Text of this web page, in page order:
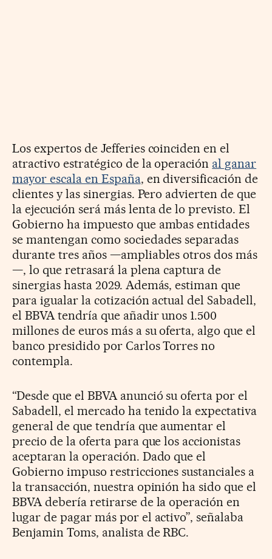
Los expertos de Jefferies coinciden en el
atractivo estratégico de la operación al ganar
mayor escala en España, en diversificación de
clientes y las sinergias. Pero advierten de que
la ejecución será más lenta de lo previsto. El
Gobierno ha impuesto que ambas entidades
se mantengan como sociedades separadas
durante tres años —ampliables otros dos más
—, lo que retrasará la plena captura de
sinergias hasta 2029. Además, estiman que
para igualar la cotización actual del Sabadell,
el BBVA tendría que añadir unos 1.500
millones de euros más a su oferta, algo que el
banco presidido por Carlos Torres no
contempla.
“Desde que el BBVA anunció su oferta por el
Sabadell, el mercado ha tenido la expectativa
general de que tendría que aumentar el
precio de la oferta para que los accionistas
aceptaran la operación. Dado que el
Gobierno impuso restricciones sustanciales a
la transacción, nuestra opinión ha sido que el
BBVA debería retirarse de la operación en
lugar de pagar más por el activo”, señalaba
Benjamin Toms, analista de RBC.